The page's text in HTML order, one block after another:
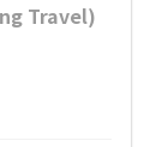
Travel)